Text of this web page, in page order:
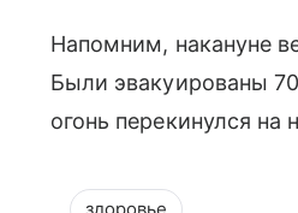
Напомним, накануне
Были эвакуированы
огонь перекинулся на